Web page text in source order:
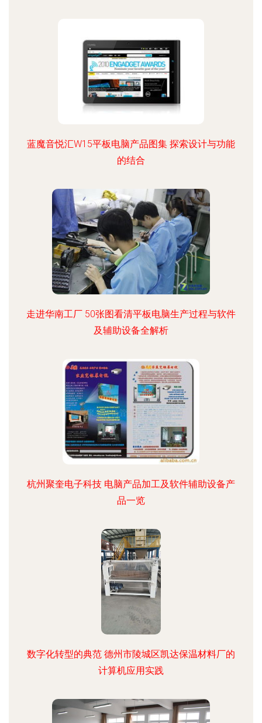
蓝魔音悦汇W15平板电脑产品图集 探索设计与功能
的结合
走进华南工厂 50张图看清平板电脑生产过程与软件
及辅助设备全解析
杭州聚奎电子科技 电脑产品加工及软件辅助设备产
品一览
数字化转型的典范 德州市陵城区凯达保温材料厂的
计算机应用实践